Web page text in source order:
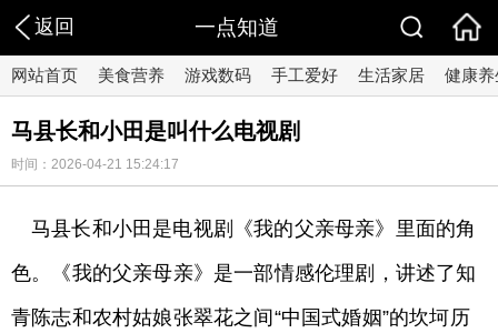
返回 一点知道
网站首页 美食营养 游戏数码 手工爱好 生活家居 健康养
马县长和小田是叫什么电视剧
时间：2026-04-21 15:24:17
马县长和小田是电视剧《我的父亲母亲》里面的角
色。《我的父亲母亲》是一部情感伦理剧，讲述了知
青陈志和农村姑娘张翠花之间“中国式婚姻”的坎坷历